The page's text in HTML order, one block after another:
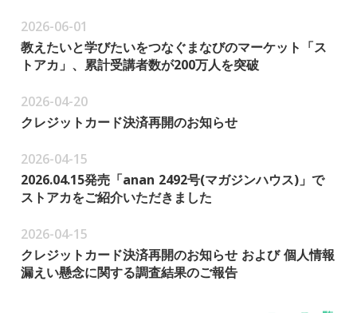
2026-06-01
教えたいと学びたいをつなぐまなびのマーケット「ス
トアカ」、累計受講者数が200万人を突破
2026-04-20
クレジットカード決済再開のお知らせ
2026-04-15
2026.04.15発売「anan 2492号(マガジンハウス)」で
ストアカをご紹介いただきました
2026-04-15
クレジットカード決済再開のお知らせ および 個人情報
漏えい懸念に関する調査結果のご報告